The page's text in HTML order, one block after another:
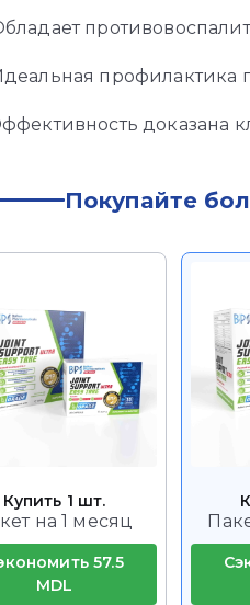
профилактика
доказана
Покупайте
Купить 1 шт.
на 1 месяц
57.5
MDL